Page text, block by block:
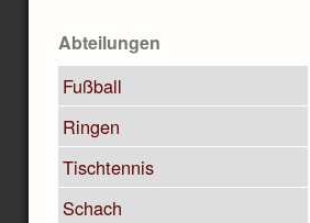
Abteilungen
Fußball
Ringen
Tischtennis
Schach